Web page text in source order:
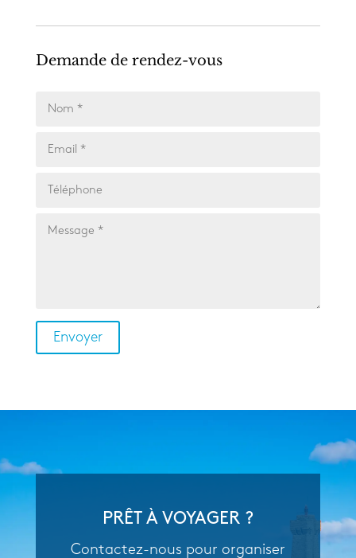
Demande de rendez-vous
PRÊT À VOYAGER ?
Contactez-nous pour organiser